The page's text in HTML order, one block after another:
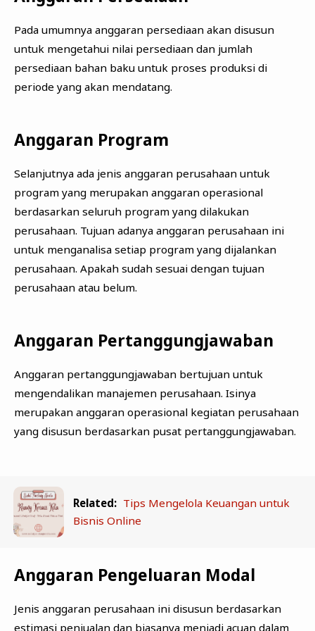
Pada umumnya anggaran persediaan akan disusun
untuk mengetahui nilai persediaan dan jumlah
persediaan bahan baku untuk proses produksi di
periode yang akan mendatang.
Anggaran Program
Selanjutnya ada jenis anggaran perusahaan untuk
program yang merupakan anggaran operasional
berdasarkan seluruh program yang dilakukan
perusahaan. Tujuan adanya anggaran perusahaan ini
untuk menganalisa setiap program yang dijalankan
perusahaan. Apakah sudah sesuai dengan tujuan
perusahaan atau belum.
Anggaran Pertanggungjawaban
Anggaran pertanggungjawaban bertujuan untuk
mengendalikan manajemen perusahaan. Isinya
merupakan anggaran operasional kegiatan perusahaan
yang disusun berdasarkan pusat pertanggungjawaban.
Related: Tips Mengelola Keuangan untuk
Bisnis Online
Anggaran Pengeluaran Modal
Jenis anggaran perusahaan ini disusun berdasarkan
estimasi penjualan dan biasanya menjadi acuan dalam